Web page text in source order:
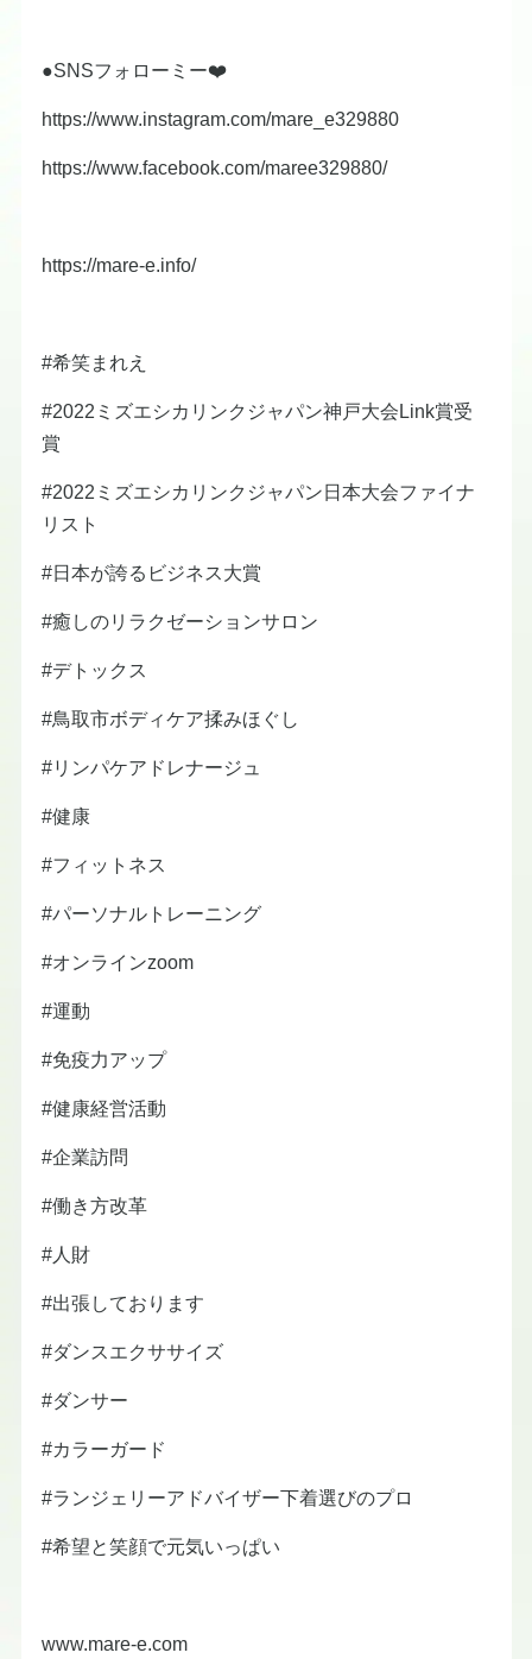
●SNSフォローミー❤️
https://www.instagram.com/mare_e329880
https://www.facebook.com/maree329880/
https://mare-e.info/
#希笑まれえ
#2022ミズエシカリンクジャパン神戸大会Link賞受
賞
#2022ミズエシカリンクジャパン日本大会ファイナ
リスト
#日本が誇るビジネス大賞
#癒しのリラクゼーションサロン
#デトックス
#鳥取市ボディケア揉みほぐし
#リンパケアドレナージュ
#健康
#フィットネス
#パーソナルトレーニング
#オンラインzoom
#運動
#免疫力アップ
#健康経営活動
#企業訪問
#働き方改革
#人財
#出張しております
#ダンスエクササイズ
#ダンサー
#カラーガード
#ランジェリーアドバイザー下着選びのプロ
#希望と笑顔で元気いっぱい
www.mare-e.com